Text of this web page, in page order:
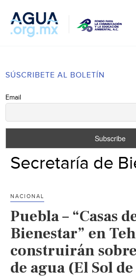
SÚSCRIBETE AL BOLETÍN
Email
Secretaría de
NACIONAL
Puebla – “Casas
Bienestar” en
construirán
de agua (El Sol